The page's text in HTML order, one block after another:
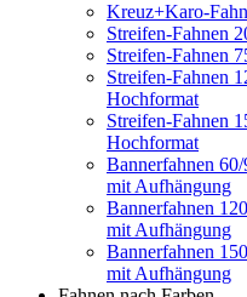
Kreuz+Karo-
Streifen-Fahnen
Streifen-Fahnen
Streifen-Fahnen
Hochformat
Streifen-Fahnen
Hochformat
Bannerfahnen
mit Aufhängung
Bannerfahnen
mit Aufhängung
Bannerfahnen
mit Aufhängung